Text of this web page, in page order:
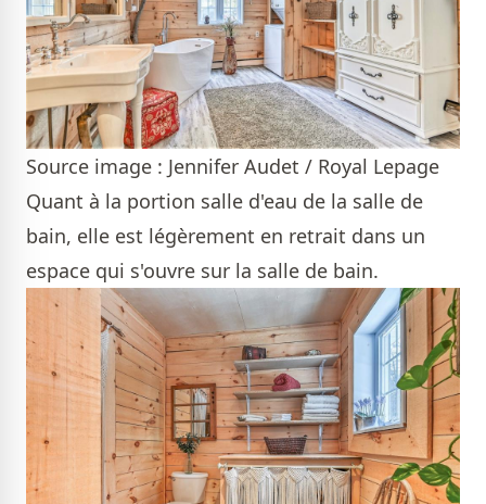
Source image : Jennifer Audet / Royal Lepage
Quant à la portion salle d'eau de la salle de
bain, elle est légèrement en retrait dans un
espace qui s'ouvre sur la salle de bain.